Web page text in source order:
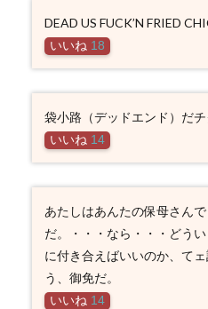
DEAD US FUCK’N FRIED
いいね 18
袋小路（デッドエンド）だチ
いいね 14
あたしはあんたの保母さん
だ。・・・なら・・・どう
に付き合えばいいのか、て
う、御免だ。
いいね 14